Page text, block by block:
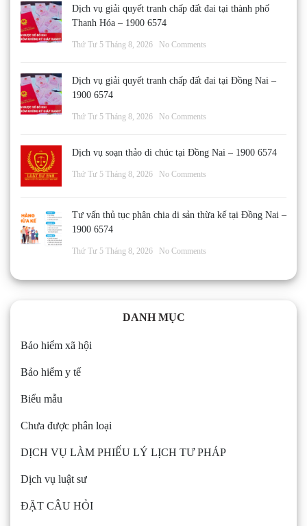
Dịch vụ giải quyết tranh chấp đất đai tại thành phố
Thanh Hóa – 1900 6574
Thứ Tư 5 Tháng 8, 2026 No Comments
Dịch vụ giải quyết tranh chấp đất đai tại Đồng Nai –
1900 6574
Thứ Tư 5 Tháng 8, 2026 No Comments
Dịch vụ soạn thảo di chúc tại Đồng Nai – 1900 6574
Thứ Tư 5 Tháng 8, 2026 No Comments
Tư vấn thủ tục phân chia di sản thừa kế tại Đồng Nai –
1900 6574
Thứ Tư 5 Tháng 8, 2026 No Comments
DANH MỤC
Bảo hiểm xã hội
Bảo hiểm y tế
Biểu mẫu
Chưa được phân loại
DỊCH VỤ LÀM PHIẾU LÝ LỊCH TƯ PHÁP
Dịch vụ luật sư
ĐẶT CÂU HỎI